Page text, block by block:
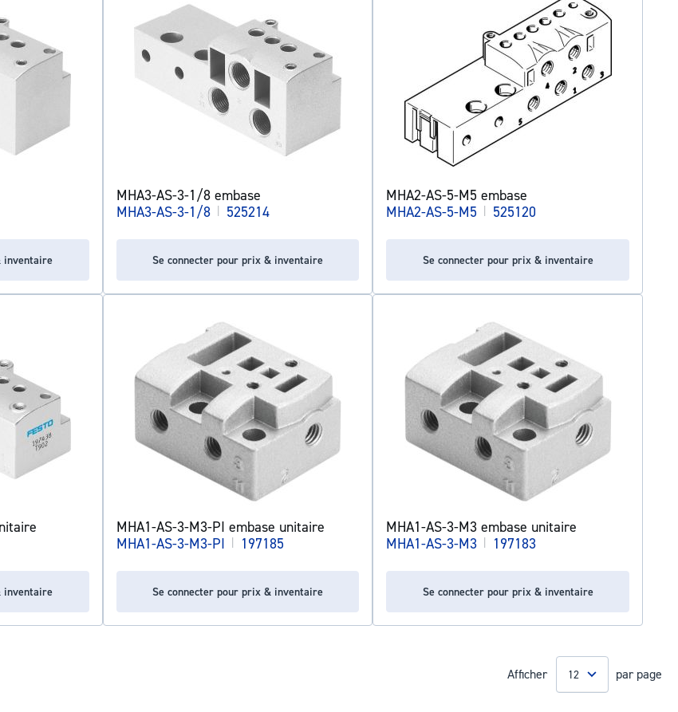
inventaire
MHA3-AS-3-1/8 embase
MHA3-AS-3-1/8 | 525214
Se connecter pour prix & inventaire
MHA2-AS-5-M5 embase
MHA2-AS-5-M5 | 525120
Se connecter pour prix & inventaire
inventaire
MHA1-AS-3-M3-PI embase unitaire
MHA1-AS-3-M3-PI | 197185
Se connecter pour prix & inventaire
MHA1-AS-3-M3 embase unitaire
MHA1-AS-3-M3 | 197183
Se connecter pour prix & inventaire
Afficher par page